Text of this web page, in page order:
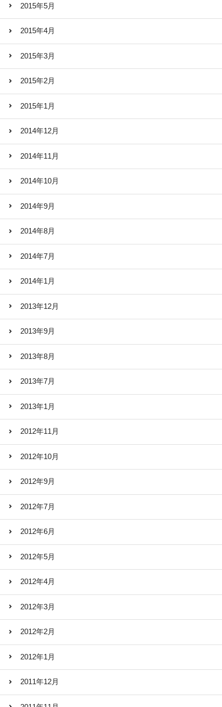
2015年5月
2015年4月
2015年3月
2015年2月
2015年1月
2014年12月
2014年11月
2014年10月
2014年9月
2014年8月
2014年7月
2014年1月
2013年12月
2013年9月
2013年8月
2013年7月
2013年1月
2012年11月
2012年10月
2012年9月
2012年7月
2012年6月
2012年5月
2012年4月
2012年3月
2012年2月
2012年1月
2011年12月